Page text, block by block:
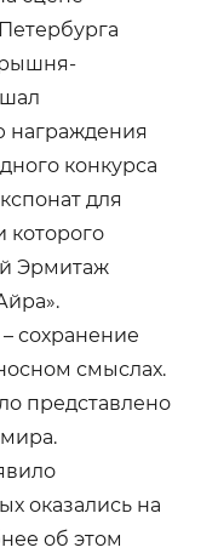
конкурса
для
которого
Эрмитаж
сохранение
смыслах.
представлено
оказались на
об этом